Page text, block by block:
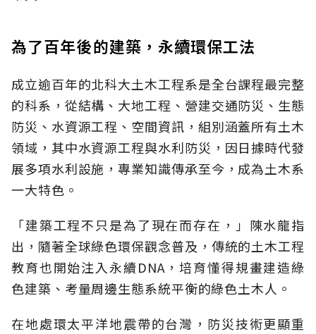
為了百年後的建築，永續環保工法
成立逾百年的北科大土木工程系是全台課程最完整
的科系，從結構、大地工程、營建交通防災、生態
防災、水資源工程、空間資訊，組別涵蓋所有土木
領域，其中水資源工程與水利防災，因日據時代發
展多項水利設施，專業知識傳承至今，成為土木系
一大特色。
「建築工程不只是為了現在而存在，」陳水龍指
出，隨著全球綠色環保觀念普及，傳統的土木工程
教育也開始注入永續DNA，培育懂得規畫建造綠
色建築、考量周邊生態系統平衡的綠色土木人。
在地處環太平洋地震帶的台灣，防災技術更顯重